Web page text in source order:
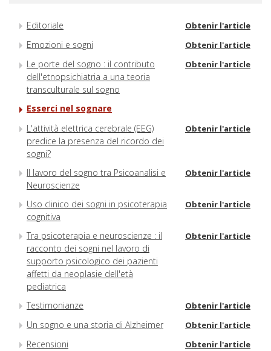
Editoriale Obtenir l'article
Emozioni e sogni Obtenir l'article
Le porte del sogno : il contributo
dell'etnopsichiatria a una teoria
transculturale sul sogno
Obtenir l'article
Esserci nel sognare
L'attività elettrica cerebrale (EEG)
predice la presenza del ricordo dei
sogni?
Obtenir l'article
Il lavoro del sogno tra Psicoanalisi e
Neuroscienze
Obtenir l'article
Uso clinico dei sogni in psicoterapia
cognitiva
Obtenir l'article
Tra psicoterapia e neuroscienze : il
racconto dei sogni nel lavoro di
supporto psicologico dei pazienti
affetti da neoplasie dell'età
pediatrica
Obtenir l'article
Testimonianze Obtenir l'article
Un sogno e una storia di Alzheimer Obtenir l'article
Recensioni Obtenir l'article